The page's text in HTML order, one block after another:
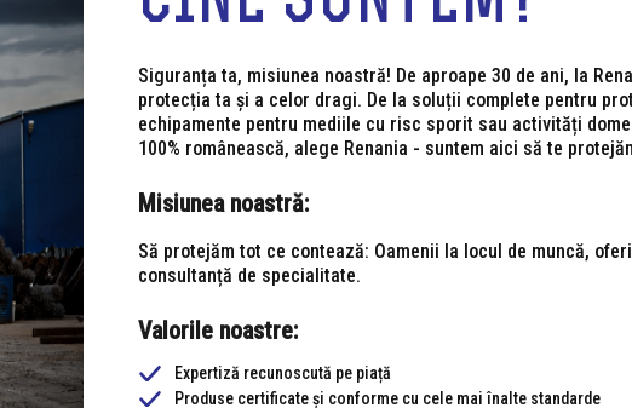
Siguranța ta, misiunea noastră! De aproape 30 de ani, la
protecția ta și a celor dragi. De la soluții complete pentru
echipamente pentru mediile cu risc sporit sau activități
100% românească, alege Renania - suntem aici să te
Misiunea noastră:
Să protejăm tot ce contează: Oamenii la locul de muncă,
consultanță de specialitate.
Valorile noastre:
Expertiză recunoscută pe piață
Produse certificate și conforme cu cele mai înalte standarde